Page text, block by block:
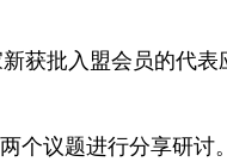
获批入盟会员的代
个议题进行分享研讨。